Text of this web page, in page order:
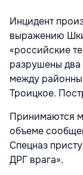
Инцидент
выражению
«российские
разрушены два
между
Троицкое.
Принимаются
объеме
Спецназ
ДРГ врага».